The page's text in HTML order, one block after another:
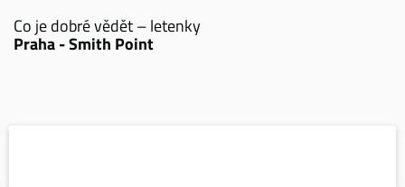
Co je dobré vědět – letenky
Praha - Smith Point